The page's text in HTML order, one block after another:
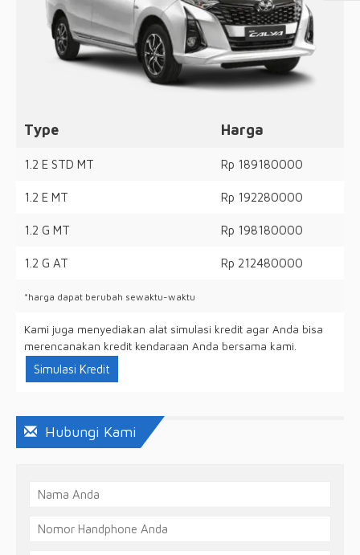
Type Harga
1.2 E STD MT Rp 189180000
1.2 E MT Rp 192280000
1.2 G MT Rp 198180000
1.2 G AT Rp 212480000
*harga dapat berubah sewaktu-waktu
Kami juga menyediakan alat simulasi kredit agar Anda bisa
merencanakan kredit kendaraan Anda bersama kami.
Simulasi Kredit
Hubungi Kami